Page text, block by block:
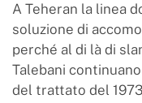
A Teheran la linea
soluzione di
perché al di là di
Talebani
del trattato del